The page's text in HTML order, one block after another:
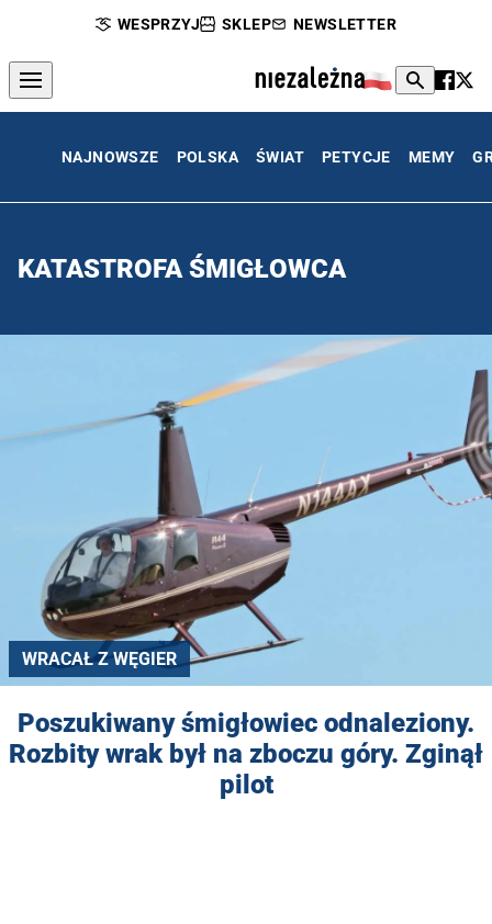
WESPRZYJ SKLEP NEWSLETTER
NAJNOWSZE POLSKA ŚWIAT PETYCJE MEMY
KATASTROFA ŚMIGŁOWCA
WRACAŁ Z WĘGIER
Poszukiwany śmigłowiec odnaleziony.
Rozbity wrak był na zboczu góry. Zginął
pilot